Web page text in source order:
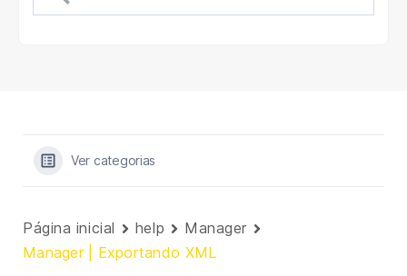
Ver categorias
Página inicial help
Manager
Manager | Exportando XML